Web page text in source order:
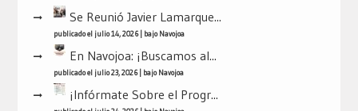
Se Reunió Javier Lamarque...
publicado el julio 14, 2026| bajoNavojoa
En Navojoa: ¡Buscamos al...
publicado el julio 23, 2026| bajoNavojoa
¡Infórmate Sobre el Progr...